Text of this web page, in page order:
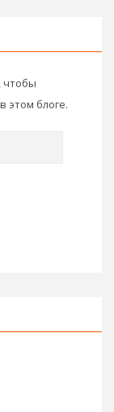
чтобы
этом блоге.